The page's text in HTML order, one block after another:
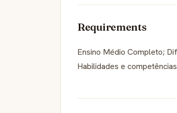
Requirements
Ensino Médio Completo;
Habilidades e